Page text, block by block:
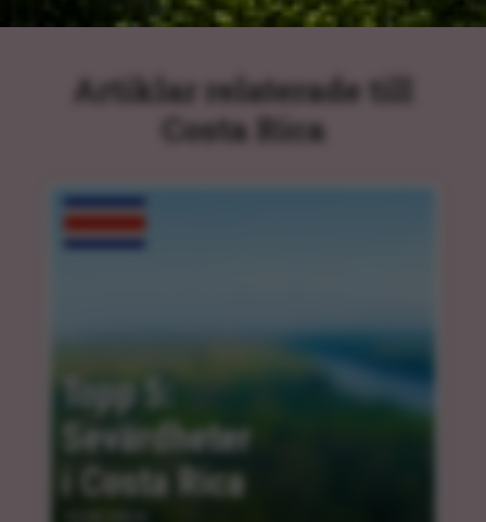
Artiklar relaterade till
Costa Rica
Topp 5:
Sevärdheter
i Costa Rica